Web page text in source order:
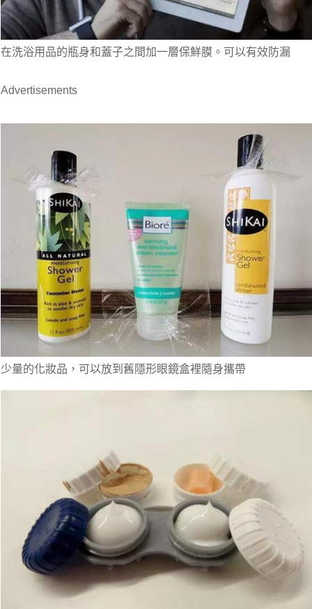
在洗浴用品的瓶身和蓋子之間加一層保鮮膜。可以有效防漏
Advertisements
少量的化妝品，可以放到舊隱形眼鏡盒裡隨身攜帶